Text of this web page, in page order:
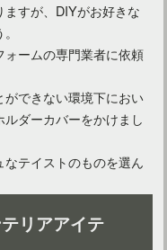
すが、DIYがお好きな
ームの専門業者に依頼
できない環境下におい
ダーカバーをかけまし
テイストのものを選ん
リアアイテ